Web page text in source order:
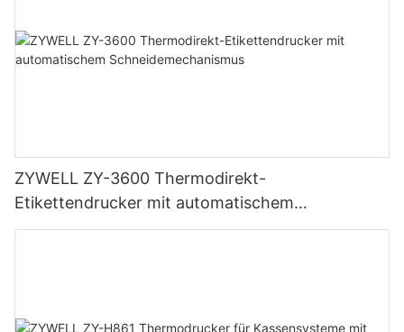
ZYWELL ZY-3600 Thermodirekt-
Etikettendrucker mit automatischem
Schneidemechanismus